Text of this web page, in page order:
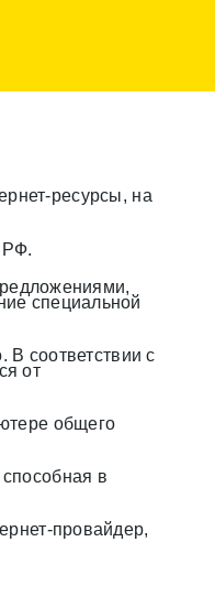
ресурсы, на
РФ.
специальной
В соответствии с
от
общего
в
провайдер,